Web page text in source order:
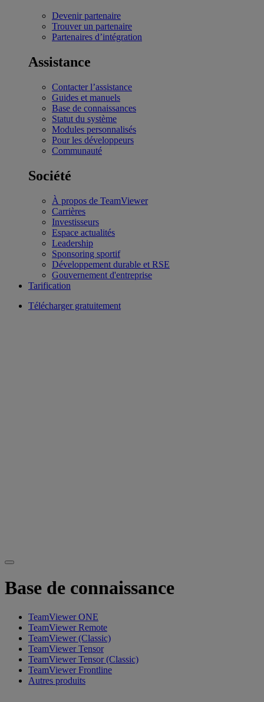
Devenir partenaire
Trouver un partenaire
Partenaires d’intégration
Assistance
Contacter l’assistance
Guides et manuels
Base de connaissances
Statut du système
Modules personnalisés
Pour les développeurs
Communauté
Société
À propos de TeamViewer
Carrières
Investisseurs
Espace actualités
Leadership
Sponsoring sportif
Développement durable et RSE
Gouvernement d'entreprise
Tarification
Télécharger gratuitement
Base de connaissance
TeamViewer ONE
TeamViewer Remote
TeamViewer (Classic)
TeamViewer Tensor
TeamViewer Tensor (Classic)
TeamViewer Frontline
Autres produits